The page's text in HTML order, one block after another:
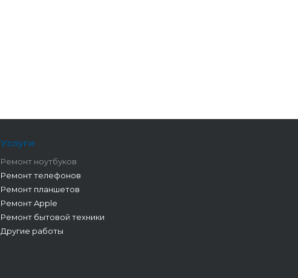
Услуги
Ремонт ноутбуков
Ремонт телефонов
Ремонт планшетов
Ремонт Apple
Ремонт бытовой техники
Другие работы